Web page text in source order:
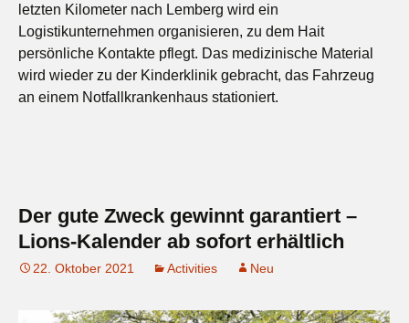
letzten Kilometer nach Lemberg wird ein
Logistikunternehmen organisieren, zu dem Hait
persönliche Kontakte pflegt. Das medizinische Material
wird wieder zu der Kinderklinik gebracht, das Fahrzeug
an einem Notfallkrankenhaus stationiert.
Der gute Zweck gewinnt garantiert –
Lions-Kalender ab sofort erhältlich
22. Oktober 2021 Activities Neu